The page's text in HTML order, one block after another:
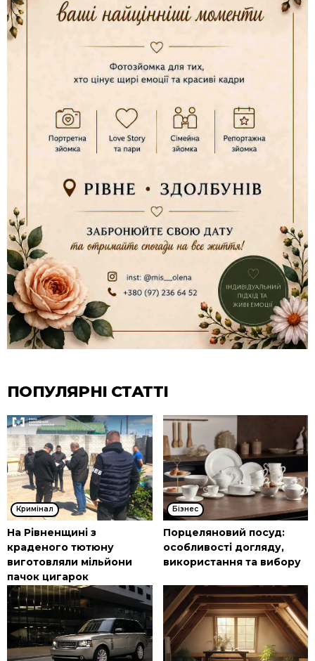
ПОПУЛЯРНІ СТАТТІ
Кримінал
На Рівненщині з
краденого тютюну
виготовляли мільйони
пачок цигарок
Бізнес
Порцеляновий посуд:
особливості догляду,
використання та вибору